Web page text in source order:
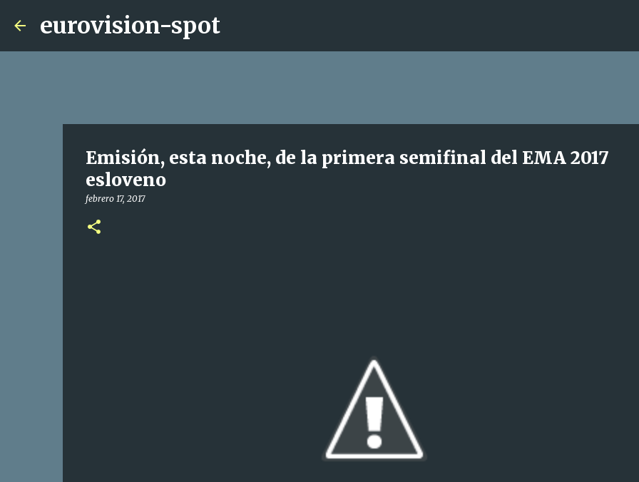
eurovision-spot
Emisión, esta noche, de la primera semifinal del EMA 2017
esloveno
febrero 17, 2017